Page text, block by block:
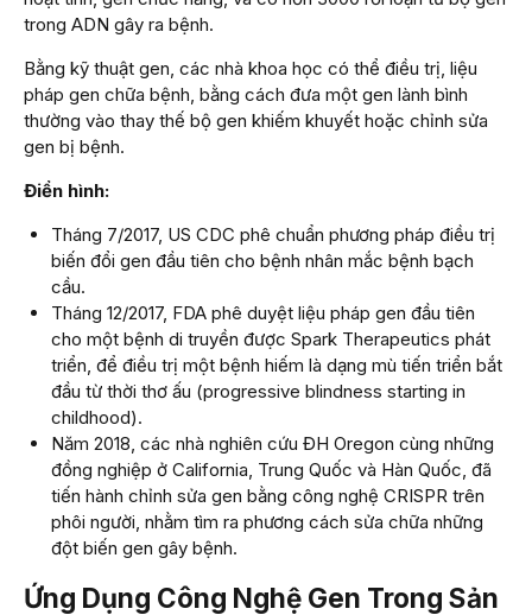
trong ADN gây ra bệnh.
Bằng kỹ thuật gen, các nhà khoa học có thể điều trị, liệu
pháp gen chữa bệnh, bằng cách đưa một gen lành bình
thường vào thay thế bộ gen khiếm khuyết hoặc chỉnh sửa
gen bị bệnh.
Điển hình:
Tháng 7/2017, US CDC phê chuẩn phương pháp điều trị
biến đổi gen đầu tiên cho bệnh nhân mắc bệnh bạch
cầu.
Tháng 12/2017, FDA phê duyệt liệu pháp gen đầu tiên
cho một bệnh di truyền được Spark Therapeutics phát
triển, để điều trị một bệnh hiếm là dạng mù tiến triển bắt
đầu từ thời thơ ấu (progressive blindness starting in
childhood).
Năm 2018, các nhà nghiên cứu ĐH Oregon cùng những
đồng nghiệp ở California, Trung Quốc và Hàn Quốc, đã
tiến hành chỉnh sửa gen bằng công nghệ CRISPR trên
phôi người, nhằm tìm ra phương cách sửa chữa những
đột biến gen gây bệnh.
Ứng Dụng Công Nghệ Gen Trong Sản